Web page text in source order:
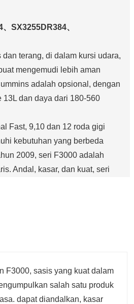
SX3255DR384、
terang, di dalam kursi udara,
mengemudi lebih aman
adalah opsional, dengan
13L dan daya dari 180-560
Fast, 9,10 dan 12 roda gigi
kebutuhan yang berbeda
2009, seri F3000 adalah
Andal, kasar, dan kuat, seri
tugas apa pun yang diminta
F3000, sasis yang kuat dalam
salah satu produk
dapat diandalkan, kasar